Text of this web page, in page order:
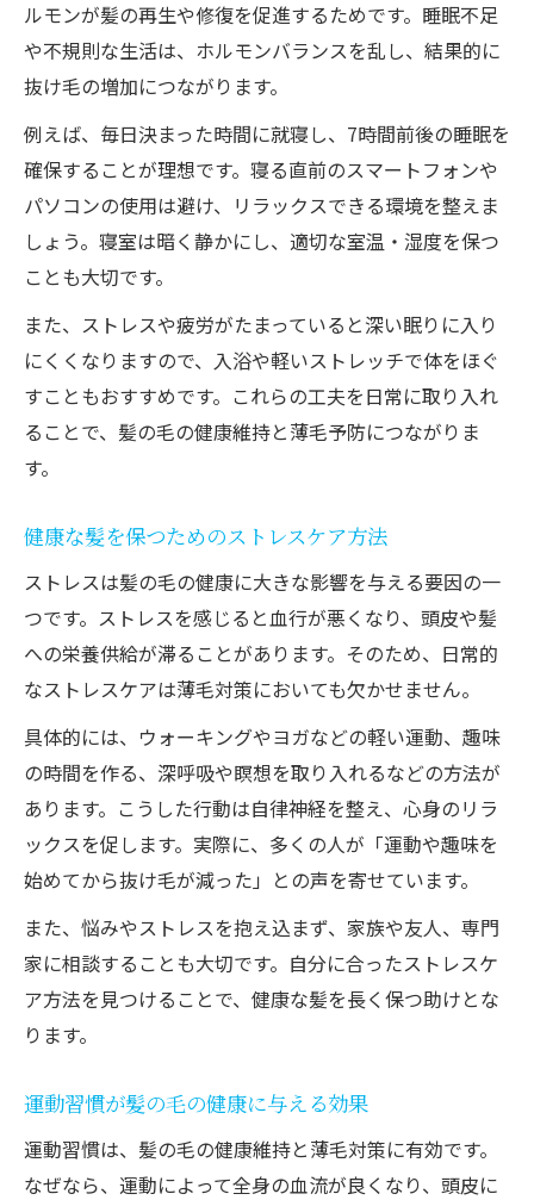
ルモンが髪の再生や修復を促進するためです。睡眠不足
や不規則な生活は、ホルモンバランスを乱し、結果的に
抜け毛の増加につながります。
例えば、毎日決まった時間に就寝し、7時間前後の睡眠を
確保することが理想です。寝る直前のスマートフォンや
パソコンの使用は避け、リラックスできる環境を整えま
しょう。寝室は暗く静かにし、適切な室温・湿度を保つ
ことも大切です。
また、ストレスや疲労がたまっていると深い眠りに入り
にくくなりますので、入浴や軽いストレッチで体をほぐ
すこともおすすめです。これらの工夫を日常に取り入れ
ることで、髪の毛の健康維持と薄毛予防につながりま
す。
健康な髪を保つためのストレスケア方法
ストレスは髪の毛の健康に大きな影響を与える要因の一
つです。ストレスを感じると血行が悪くなり、頭皮や髪
への栄養供給が滞ることがあります。そのため、日常的
なストレスケアは薄毛対策においても欠かせません。
具体的には、ウォーキングやヨガなどの軽い運動、趣味
の時間を作る、深呼吸や瞑想を取り入れるなどの方法が
あります。こうした行動は自律神経を整え、心身のリラ
ックスを促します。実際に、多くの人が「運動や趣味を
始めてから抜け毛が減った」との声を寄せています。
また、悩みやストレスを抱え込まず、家族や友人、専門
家に相談することも大切です。自分に合ったストレスケ
ア方法を見つけることで、健康な髪を長く保つ助けとな
ります。
運動習慣が髪の毛の健康に与える効果
運動習慣は、髪の毛の健康維持と薄毛対策に有効です。
なぜなら、運動によって全身の血流が良くなり、頭皮に